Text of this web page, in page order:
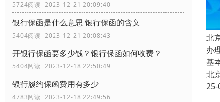
5724阅读 2023-12-21 20:09:40
银行保函是什么意思 银行保函的含义
5404阅读 2023-12-21 20:08:43
开银行保函要多少钱？银行保函如何收费？
5404阅读 2023-12-18 22:50:49
银行履约保函费用有多少
4783阅读 2023-12-18 22:49:56
北
办
基
北
25-